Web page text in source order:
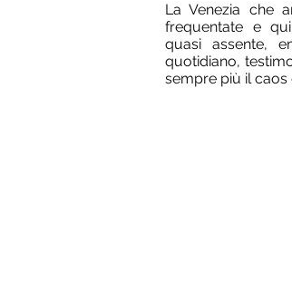
La Venezia che
frequentate e
quasi assente,
quotidiano,
sempre più il caos